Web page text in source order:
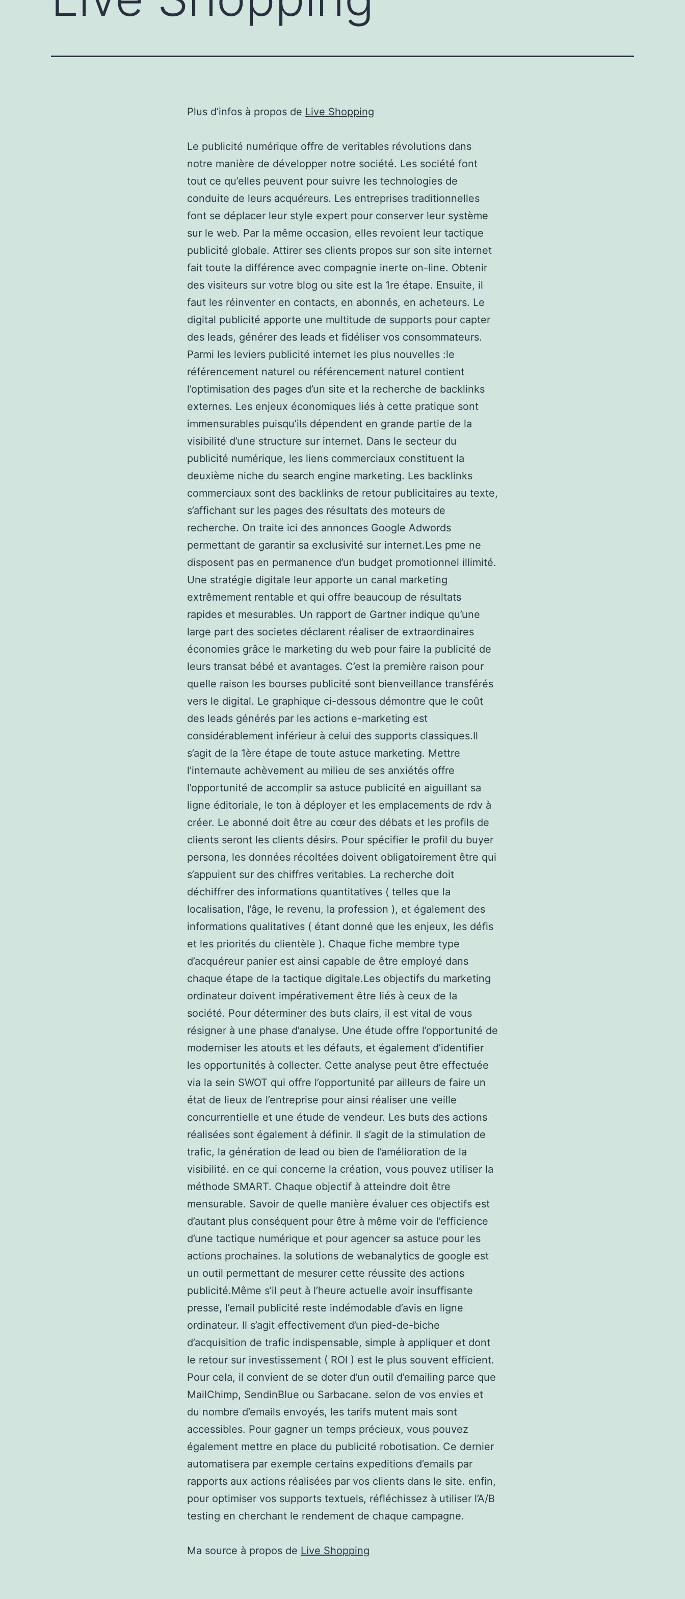
Plus d’infos à propos de Live Shopping
Le publicité numérique offre de veritables révolutions dans
notre manière de développer notre société. Les société font
tout ce qu’elles peuvent pour suivre les technologies de
conduite de leurs acquéreurs. Les entreprises traditionnelles
font se déplacer leur style expert pour conserver leur système
sur le web. Par la même occasion, elles revoient leur tactique
publicité globale. Attirer ses clients propos sur son site internet
fait toute la différence avec compagnie inerte on-line. Obtenir
des visiteurs sur votre blog ou site est la 1re étape. Ensuite, il
faut les réinventer en contacts, en abonnés, en acheteurs. Le
digital publicité apporte une multitude de supports pour capter
des leads, générer des leads et fidéliser vos consommateurs.
Parmi les leviers publicité internet les plus nouvelles :le
référencement naturel ou référencement naturel contient
l’optimisation des pages d’un site et la recherche de backlinks
externes. Les enjeux économiques liés à cette pratique sont
immensurables puisqu’ils dépendent en grande partie de la
visibilité d’une structure sur internet. Dans le secteur du
publicité numérique, les liens commerciaux constituent la
deuxième niche du search engine marketing. Les backlinks
commerciaux sont des backlinks de retour publicitaires au texte,
s’affichant sur les pages des résultats des moteurs de
recherche. On traite ici des annonces Google Adwords
permettant de garantir sa exclusivité sur internet.Les pme ne
disposent pas en permanence d’un budget promotionnel illimité.
Une stratégie digitale leur apporte un canal marketing
extrêmement rentable et qui offre beaucoup de résultats
rapides et mesurables. Un rapport de Gartner indique qu’une
large part des societes déclarent réaliser de extraordinaires
économies grâce le marketing du web pour faire la publicité de
leurs transat bébé et avantages. C’est la première raison pour
quelle raison les bourses publicité sont bienveillance transférés
vers le digital. Le graphique ci-dessous démontre que le coût
des leads générés par les actions e-marketing est
considérablement inférieur à celui des supports classiques.Il
s’agit de la 1ère étape de toute astuce marketing. Mettre
l’internaute achèvement au milieu de ses anxiétés offre
l’opportunité de accomplir sa astuce publicité en aiguillant sa
ligne éditoriale, le ton à déployer et les emplacements de rdv à
créer. Le abonné doit être au cœur des débats et les profils de
clients seront les clients désirs. Pour spécifier le profil du buyer
persona, les données récoltées doivent obligatoirement être qui
s’appuient sur des chiffres veritables. La recherche doit
déchiffrer des informations quantitatives ( telles que la
localisation, l’âge, le revenu, la profession ), et également des
informations qualitatives ( étant donné que les enjeux, les défis
et les priorités du clientèle ). Chaque fiche membre type
d’acquéreur panier est ainsi capable de être employé dans
chaque étape de la tactique digitale.Les objectifs du marketing
ordinateur doivent impérativement être liés à ceux de la
société. Pour déterminer des buts clairs, il est vital de vous
résigner à une phase d’analyse. Une étude offre l’opportunité de
moderniser les atouts et les défauts, et également d’identifier
les opportunités à collecter. Cette analyse peut être effectuée
via la sein SWOT qui offre l’opportunité par ailleurs de faire un
état de lieux de l’entreprise pour ainsi réaliser une veille
concurrentielle et une étude de vendeur. Les buts des actions
réalisées sont également à définir. Il s’agit de la stimulation de
trafic, la génération de lead ou bien de l’amélioration de la
visibilité. en ce qui concerne la création, vous pouvez utiliser la
méthode SMART. Chaque objectif à atteindre doit être
mensurable. Savoir de quelle manière évaluer ces objectifs est
d’autant plus conséquent pour être à même voir de l’efficience
d’une tactique numérique et pour agencer sa astuce pour les
actions prochaines. la solutions de webanalytics de google est
un outil permettant de mesurer cette réussite des actions
publicité.Même s’il peut à l’heure actuelle avoir insuffisante
presse, l’email publicité reste indémodable d’avis en ligne
ordinateur. Il s’agit effectivement d’un pied-de-biche
d’acquisition de trafic indispensable, simple à appliquer et dont
le retour sur investissement ( ROI ) est le plus souvent efficient.
Pour cela, il convient de se doter d’un outil d’emailing parce que
MailChimp, SendinBlue ou Sarbacane. selon de vos envies et
du nombre d’emails envoyés, les tarifs mutent mais sont
accessibles. Pour gagner un temps précieux, vous pouvez
également mettre en place du publicité robotisation. Ce dernier
automatisera par exemple certains expeditions d’emails par
rapports aux actions réalisées par vos clients dans le site. enfin,
pour optimiser vos supports textuels, réfléchissez à utiliser l’A/B
testing en cherchant le rendement de chaque campagne.
Ma source à propos de Live Shopping